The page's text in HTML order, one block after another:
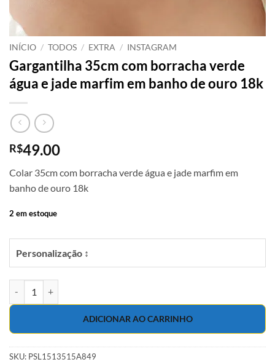
INÍCIO / TODOS / EXTRA / INSTAGRAM
Gargantilha 35cm com borracha verde
água e jade marfim em banho de ouro 18k
R$49.00
Colar 35cm com borracha verde água e jade marfim em
banho de ouro 18k
2 em estoque
Personalização ↕
ADICIONAR AO CARRINHO
SKU: PSL1513515A849